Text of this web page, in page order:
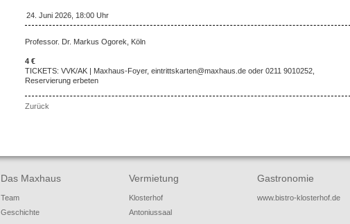
24. Juni 2026, 18:00 Uhr
Professor. Dr. Markus Ogorek, Köln
4 €
TICKETS: VVK/AK | Maxhaus-Foyer, eintrittskarten@maxhaus.de oder 0211 9010252,
Reservierung erbeten
Zurück
Das Maxhaus
Team
Geschichte
Vermietung
Klosterhof
Antoniussaal
Gastronomie
www.bistro-klosterhof.de